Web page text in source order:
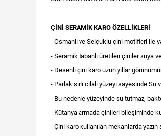
ÇİNİ SERAMİK KARO ÖZELLİKLERİ
- Osmanlı ve Selçuklu çini motifleri ile
- Seramik tabanlı üretilen çiniler suya
- Desenli çini karo uzun yıllar
- Parlak sırlı cilalı yüzeyi sayesinde Su
- Bu nedenle yüzeyinde su tutmaz,
- Kütahya armada çinileri bileşiminde
- Çini karo kullanılan mekanlarda yazın